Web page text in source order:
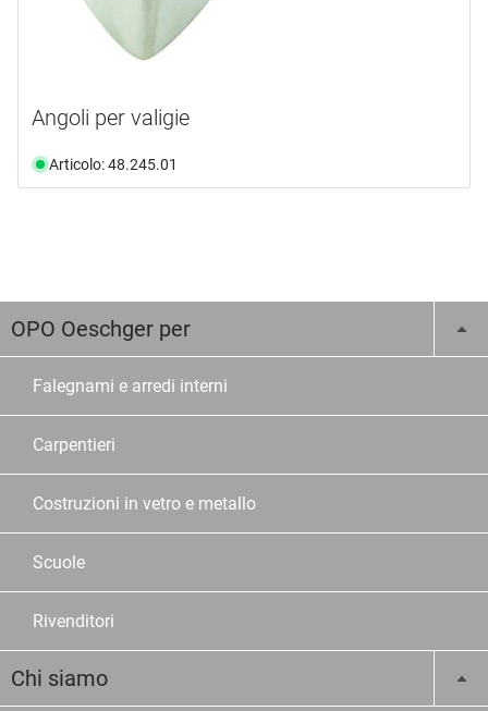
Angoli per valigie
Articolo: 48.245.01
OPO Oeschger per
Falegnami e arredi interni
Carpentieri
Costruzioni in vetro e metallo
Scuole
Rivenditori
Chi siamo